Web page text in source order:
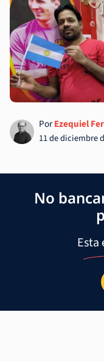
PorEzequiel
11 de diciembre
No